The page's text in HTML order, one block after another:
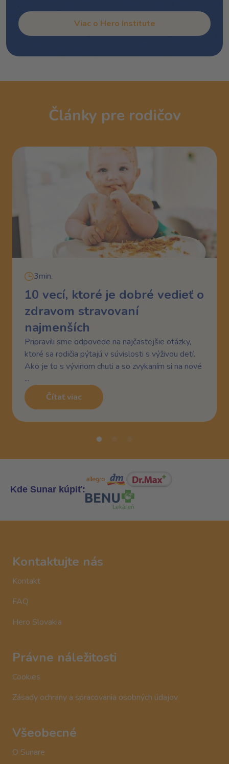
Viac o Hero Institute
Články pre rodičov
3min.
10 vecí, ktoré je dobré vedieť o
zdravom stravovaní
najmenších
Pripravili sme odpovede na najčastejšie otázky,
ktoré sa rodičia pýtajú v súvislosti s výživou detí.
Ako je to s vývinom chuti a so zvykaním si na nové
...
Čítať viac
Kde Sunar kúpiť:
Kontaktujte nás
Kontakt
FAQ
Hero Slovakia
Právne náležitosti
Cookies
Zásady ochrany a spracovania osobných údajov
Všeobecné
O Sunare